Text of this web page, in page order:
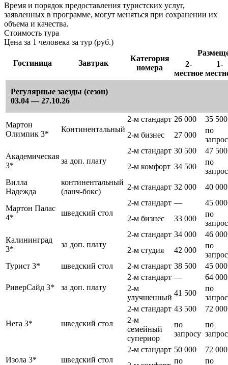
Время и порядок предоставления туристских услуг,
заявленных в программе, могут меняться при сохранении их
объема и качества.
Стоимость тура
Цена за 1 человека за тур (руб.)
Гостиница Завтрак
Категория
номера
2-
местное
1-
Регулярные заезды (сезон)
03.04 — 27.10.26
Мартон
Олимпик 3*
Континентальный
2-м стандарт 26 000
35 500
2-м бизнес
27 000
по
Академическая
3*
за доп. плату
2-м стандарт 30 500
47 500
2-м комфорт 34 500
по
Вилла
Надежда
континентальный
(ланч-бокс)
2-м стандарт 32 000 40 000
Мартон Палас
4*
шведский стол
2-м стандарт —
45 000
2-м бизнес
33 000
по
Калининград
3*
за доп. плату
2-м стандарт 34 000
46 000
2-м студия
42 000
по
Турист 3*
шведский стол 2-м стандарт 38 500 45 000
РиверСайд 3* за доп. плату
2-м стандарт —
64 000
2-м
улучшенный
41 500
по
Нега 3* шведский стол
2-м стандарт 43 500
72 000
2-м
семейный
супериор
по
запросу
по
Изола 3* шведский стол
2-м стандарт 50 000
72 000
по
по